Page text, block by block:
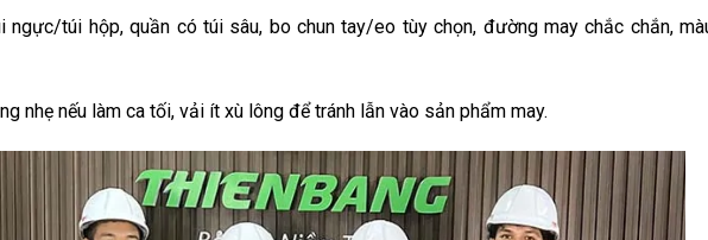
ngực/túi hộp, quần có túi sâu, bo chun tay/eo tùy chọn, đường may chắc chắn,
nhẹ nếu làm ca tối, vải ít xù lông để tránh lẫn vào sản phẩm may.